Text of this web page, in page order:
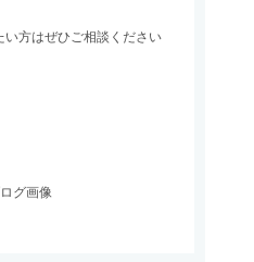
い方はぜひご相談ください